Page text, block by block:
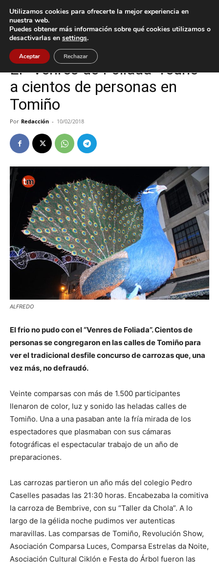
Inicio Cultura / Ocio
Cultura / Ocio Tomiño
El “Venres de Foliada” reúne
a cientos de personas en
Tomiño
Por Redacción - 10/02/2018
ALFREDO
El frio no pudo con el “Venres de Foliada”. Cientos de
personas se congregaron en las calles de Tomiño para
ver el tradicional desfile concurso de carrozas que, una
vez más, no defraudó.
Veinte comparsas con más de 1.500 participantes
llenaron de color, luz y sonido las heladas calles de
Tomiño. Una a una pasaban ante la fría mirada de los
espectadores que plasmaban con sus cámaras
fotográficas el espectacular trabajo de un año de
preparaciones.
Las carrozas partieron un año más del colegio Pedro
Caselles pasadas las 21:30 horas. Encabezaba la comitiva
la carroza de Bembrive, con su “Taller da Chola”. A lo
largo de la gélida noche pudimos ver autenticas
maravillas. Las comparsas de Tomiño, Revolución Show,
Asociación Comparsa Luces, Comparsa Estrelas da Noite,
Asociación Cultural Ciklón e Festa do Árbol fueron las
Utilizamos cookies para ofrecerte la mejor experiencia en
nuestra web.
Puedes obtener más información sobre qué cookies utilizamos o
desactivarlas en settings.
Aceptar Rechazar